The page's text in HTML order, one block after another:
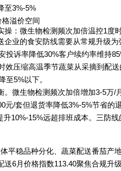
至3%-5%
格溢价空间
：微生物检测频次加倍温控1度
业的食安防线需要从常规升级
投诉率降低30%客户续约率维持
效压缩高温季节蔬菜从采摘到配
至5%以下。
微生物检测频次加倍增加3-5万
元/套但退货率降低3%-5%节省
10%-15%远超排班成本。三防
平稳品种分化、蔬菜配送番茄产
6月价格指数113.40聚焦合规